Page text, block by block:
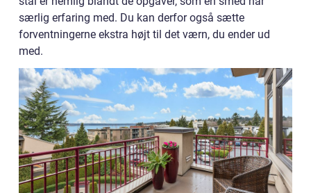
særlig erfaring med. Du kan derfor også sætte
forventningerne ekstra højt til det værn, du ender ud
med.